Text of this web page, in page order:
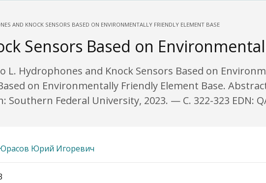
AND KNOCK SENSORS BASED ON ENVIRONMENTALLY FRIENDLY ELEMENT BASE
Sensors Based on
L. Hydrophones and Knock Sensors Based on
on Environmentally Friendly Element Base.
Southern Federal University, 2023. — С. 322-323 EDN:
Юрий Игоревич